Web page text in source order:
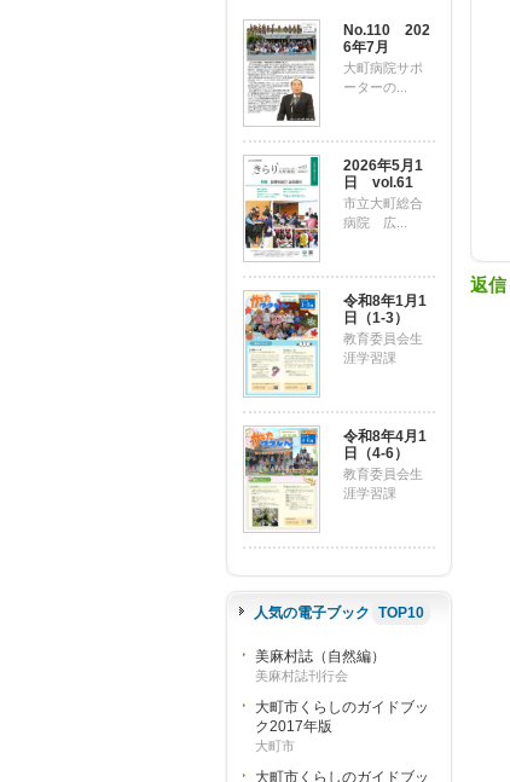
No.110 202
6年7月
大町病院サポ
ーターの...
2026年5月1
日 vol.61
市立大町総合
病院 広...
令和8年1月1
日（1-3）
教育委員会生
涯学習課
令和8年4月1
日（4-6）
教育委員会生
涯学習課
人気の電子ブック TOP10
美麻村誌（自然編）
美麻村誌刊行会
大町市くらしのガイドブッ
ク2017年版
大町市
大町市くらしのガイドブッ
返信